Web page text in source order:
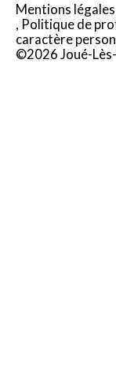
Mentions légales
Politique de
caractère
©2026 Joué-